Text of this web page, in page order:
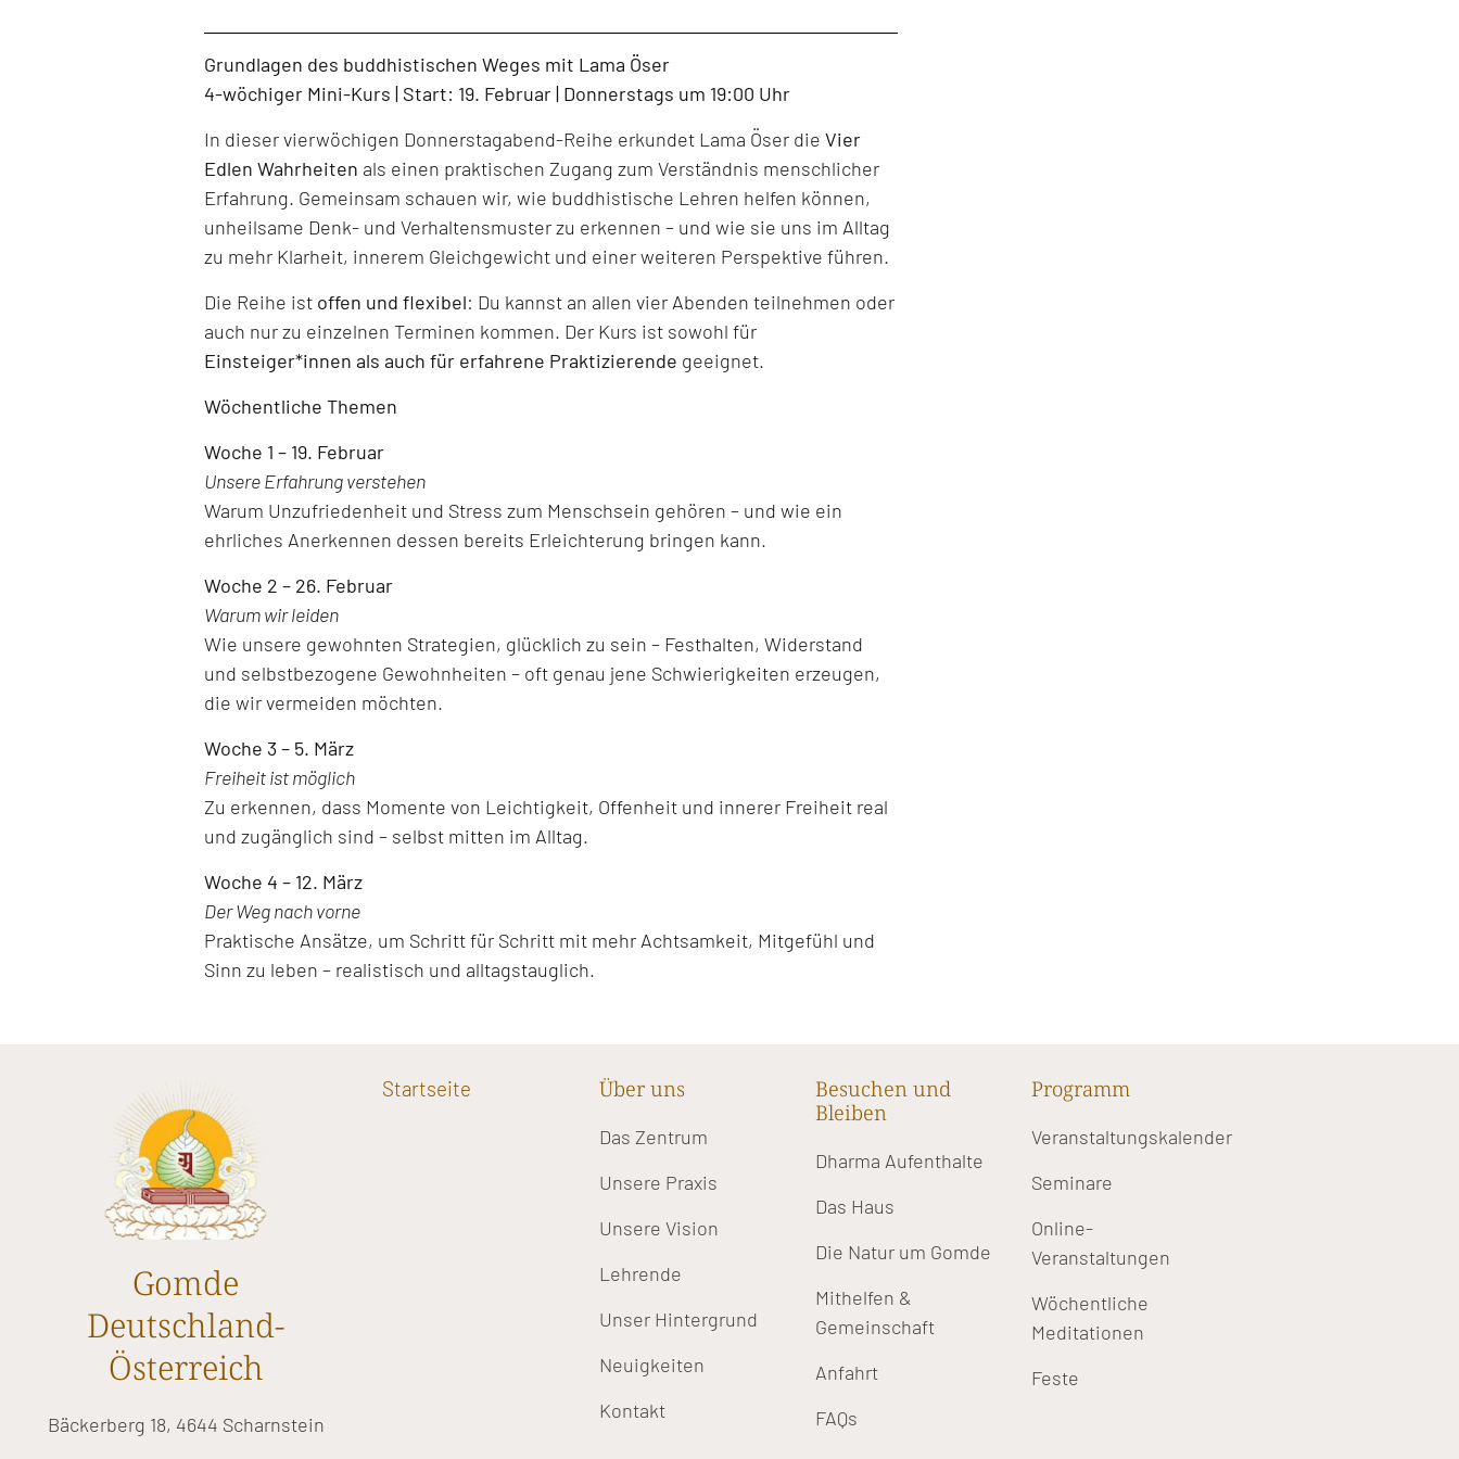
Grundlagen des buddhistischen Weges mit Lama Öser
4-wöchiger Mini-Kurs | Start: 19. Februar | Donnerstags um 19:00 Uhr
In dieser vierwöchigen Donnerstagabend-Reihe erkundet Lama Öser die Vier
Edlen Wahrheiten als einen praktischen Zugang zum Verständnis menschlicher
Erfahrung. Gemeinsam schauen wir, wie buddhistische Lehren helfen können,
unheilsame Denk- und Verhaltensmuster zu erkennen – und wie sie uns im Alltag
zu mehr Klarheit, innerem Gleichgewicht und einer weiteren Perspektive führen.
Die Reihe ist offen und flexibel: Du kannst an allen vier Abenden teilnehmen oder
auch nur zu einzelnen Terminen kommen. Der Kurs ist sowohl für
Einsteiger*innen als auch für erfahrene Praktizierende geeignet.
Wöchentliche Themen
Woche 1 – 19. Februar
Unsere Erfahrung verstehen
Warum Unzufriedenheit und Stress zum Menschsein gehören – und wie ein
ehrliches Anerkennen dessen bereits Erleichterung bringen kann.
Woche 2 – 26. Februar
Warum wir leiden
Wie unsere gewohnten Strategien, glücklich zu sein – Festhalten, Widerstand
und selbstbezogene Gewohnheiten – oft genau jene Schwierigkeiten erzeugen,
die wir vermeiden möchten.
Woche 3 – 5. März
Freiheit ist möglich
Zu erkennen, dass Momente von Leichtigkeit, Offenheit und innerer Freiheit real
und zugänglich sind – selbst mitten im Alltag.
Woche 4 – 12. März
Der Weg nach vorne
Praktische Ansätze, um Schritt für Schritt mit mehr Achtsamkeit, Mitgefühl und
Sinn zu leben – realistisch und alltagstauglich.
Gomde
Deutschland-
Österreich
Bäckerberg 18, 4644 Scharnstein
Startseite Über uns
Das Zentrum
Unsere Praxis
Unsere Vision
Lehrende
Unser Hintergrund
Neuigkeiten
Kontakt
Besuchen und
Bleiben
Dharma Aufenthalte
Das Haus
Die Natur um Gomde
Mithelfen &
Gemeinschaft
Anfahrt
FAQs
Programm
Veranstaltungskalender
Seminare
Online-
Veranstaltungen
Wöchentliche
Meditationen
Feste